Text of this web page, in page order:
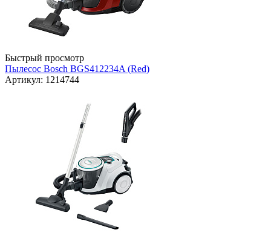
Быстрый просмотр
Пылесос Bosch BGS412234A (Red)
Артикул: 1214744